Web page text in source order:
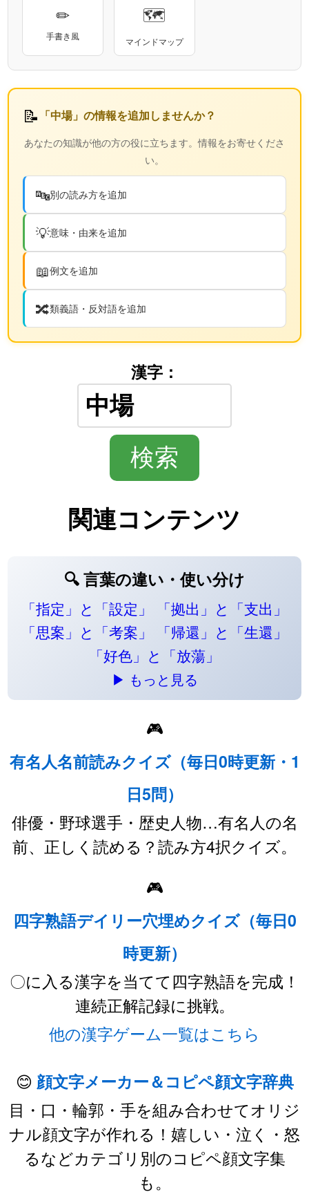
✏
手書き風
🗺
マインドマップ
📝 「中場」の情報を追加しませんか？
あなたの知識が他の方の役に立ちます。情報をお寄せくださ
い。
🔤別の読み方を追加
💡意味・由来を追加
📖例文を追加
🔀類義語・反対語を追加
漢字：
関連コンテンツ
🔍 言葉の違い・使い分け
「指定」と「設定」
「拠出」と「支出」
「思案」と「考案」
「帰還」と「生還」
「好色」と「放蕩」
▶ もっと見る
🎮
有名人名前読みクイズ（毎日0時更新・1
日5問）
俳優・野球選手・歴史人物…有名人の名
前、正しく読める？読み方4択クイズ。
🎮
四字熟語デイリー穴埋めクイズ（毎日0
時更新）
〇に入る漢字を当てて四字熟語を完成！
連続正解記録に挑戦。
他の漢字ゲーム一覧はこちら
😊 顔文字メーカー＆コピペ顔文字辞典
目・口・輪郭・手を組み合わせてオリジ
ナル顔文字が作れる！嬉しい・泣く・怒
るなどカテゴリ別のコピペ顔文字集
も。